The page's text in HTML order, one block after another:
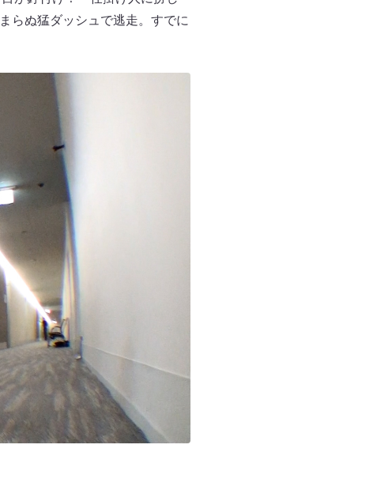
らぬ猛ダッシュで逃走。すでに